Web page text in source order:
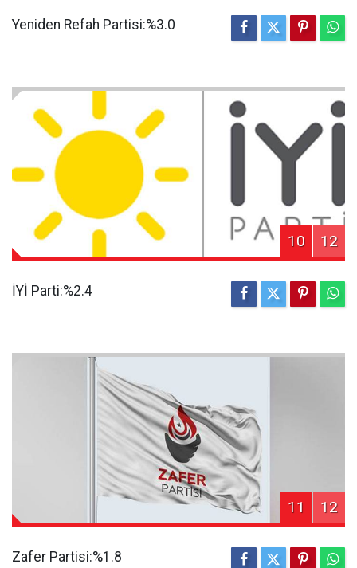
Yeniden Refah Partisi:%3.0
10 12
İYİ Parti:%2.4
11 12
Zafer Partisi:%1.8